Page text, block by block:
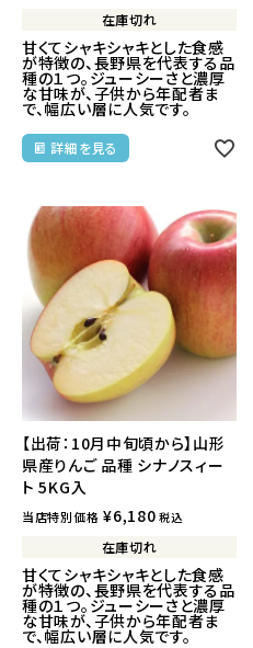
在庫切れ
甘くてシャキシャキとした食感
が特徴の、長野県を代表する品
種の１つ。ジューシーさと濃厚
な甘味が、子供から年配者ま
で、幅広い層に人気です。
詳細を見る
【出荷：10月中旬頃から】山形
県産りんご 品種 シナノスィー
ト 5KG入
当店特別価格 ¥6,180 税込
在庫切れ
甘くてシャキシャキとした食感
が特徴の、長野県を代表する品
種の１つ。ジューシーさと濃厚
な甘味が、子供から年配者ま
で、幅広い層に人気です。